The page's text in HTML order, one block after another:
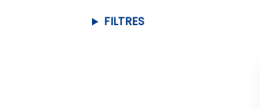
FILTRES